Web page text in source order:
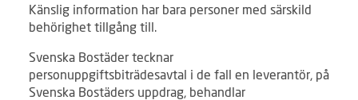
Känslig information har bara personer med särskild
behörighet tillgång till.
Svenska Bostäder tecknar
personuppgiftsbiträdesavtal i de fall en leverantör, på
Svenska Bostäders uppdrag, behandlar